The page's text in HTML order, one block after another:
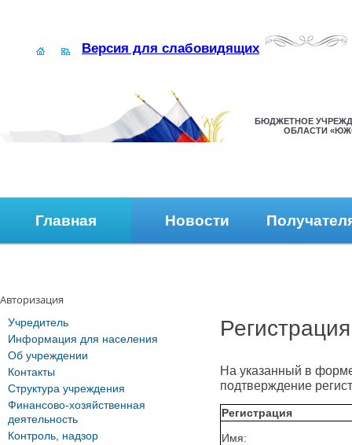
Версия для слабовидящих
БЮДЖЕТНОЕ
ОБЛАСТИ
Главная Новости
Авторизация
Регистрация
На указанный в
подтверждение
Регистрация
Имя:
Учредитель
Информация для населения
Об учреждении
Контакты
Структура учреждения
Финансово-хозяйственная
деятельность
Контроль, надзор